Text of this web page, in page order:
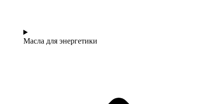
Масла для энергетики